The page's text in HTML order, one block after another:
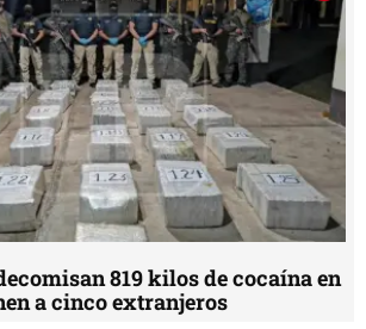
819 kilos de cocaína en
a cinco extranjeros